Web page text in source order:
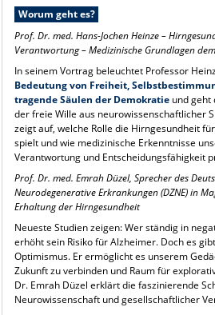
Worum geht es?
Prof. Dr. med. Hans-Jochen Heinze–
Verantwortung – Medizinische Grundlagen
In seinem Vortrag beleuchtet Professor
Bedeutung von Freiheit,
tragende Säulen der Demokratieund geht
der freie Wille aus neurowissenschaftlicher
zeigt auf, welche Rolle die Hirngesundheit
spielt und wie medizinische Erkenntnisse
Verantwortung und Entscheidungsfähigkeit
Prof. Dr. med. Emrah Düzel, Sprecher des
Neurodegenerative Erkrankungen (DZNE) in
Erhaltung der Hirngesundheit
Neueste Studien zeigen: Wer ständig in
erhöht sein Risiko für Alzheimer. Doch es
Optimismus. Er ermöglicht es unserem
Zukunft zu verbinden und Raum für
Dr. Emrah Düzel erklärt die faszinierende
Neurowissenschaft und gesellschaftlicher